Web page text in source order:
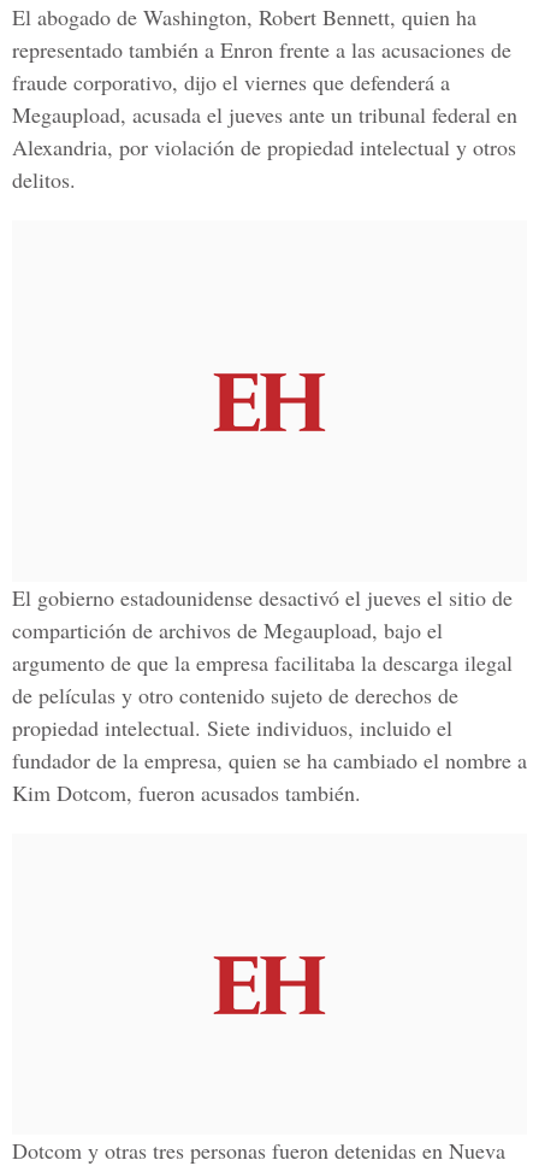
El abogado de Washington, Robert Bennett, quien ha
representado también a Enron frente a las acusaciones de
fraude corporativo, dijo el viernes que defenderá a
Megaupload, acusada el jueves ante un tribunal federal en
Alexandria, por violación de propiedad intelectual y otros
delitos.
El gobierno estadounidense desactivó el jueves el sitio de
compartición de archivos de Megaupload, bajo el
argumento de que la empresa facilitaba la descarga ilegal
de películas y otro contenido sujeto de derechos de
propiedad intelectual. Siete individuos, incluido el
fundador de la empresa, quien se ha cambiado el nombre a
Kim Dotcom, fueron acusados también.
Dotcom y otras tres personas fueron detenidas en Nueva